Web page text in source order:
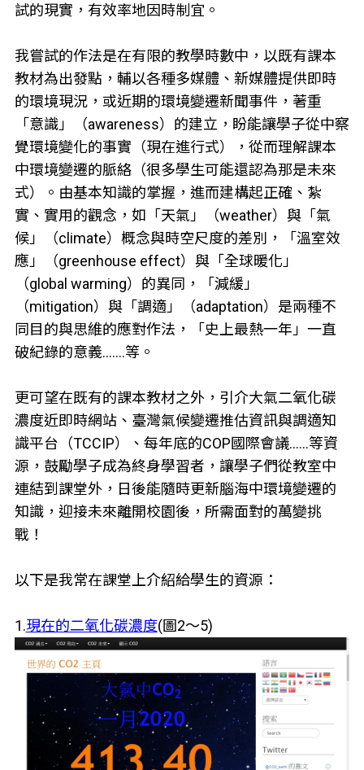
試的現實，有效率地因時制宜。
我嘗試的作法是在有限的教學時數中，以既有課本
教材為出發點，輔以各種多媒體、新媒體提供即時
的環境現況，或近期的環境變遷新聞事件，著重
「意識」（awareness）的建立，盼能讓學子從中察
覺環境變化的事實（現在進行式），從而理解課本
中環境變遷的脈絡（很多學生可能還認為那是未來
式）。由基本知識的掌握，進而建構起正確、紮
實、實用的觀念，如「天氣」（weather）與「氣
候」（climate）概念與時空尺度的差別，「溫室效
應」（greenhouse effect）與「全球暖化」
（global warming）的異同，「減緩」
（mitigation）與「調適」（adaptation）是兩種不
同目的與思維的應對作法，「史上最熱一年」一直
破紀錄的意義.......等。
更可望在既有的課本教材之外，引介大氣二氧化碳
濃度近即時網站、臺灣氣候變遷推估資訊與調適知
識平台（TCCIP）、每年底的COP國際會議......等資
源，鼓勵學子成為終身學習者，讓學子們從教室中
連結到課堂外，日後能隨時更新腦海中環境變遷的
知識，迎接未來離開校園後，所需面對的萬變挑
戰！
以下是我常在課堂上介紹給學生的資源：
1.現在的二氧化碳濃度(圖2〜5)